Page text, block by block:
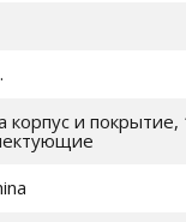
корпус и покрытие,